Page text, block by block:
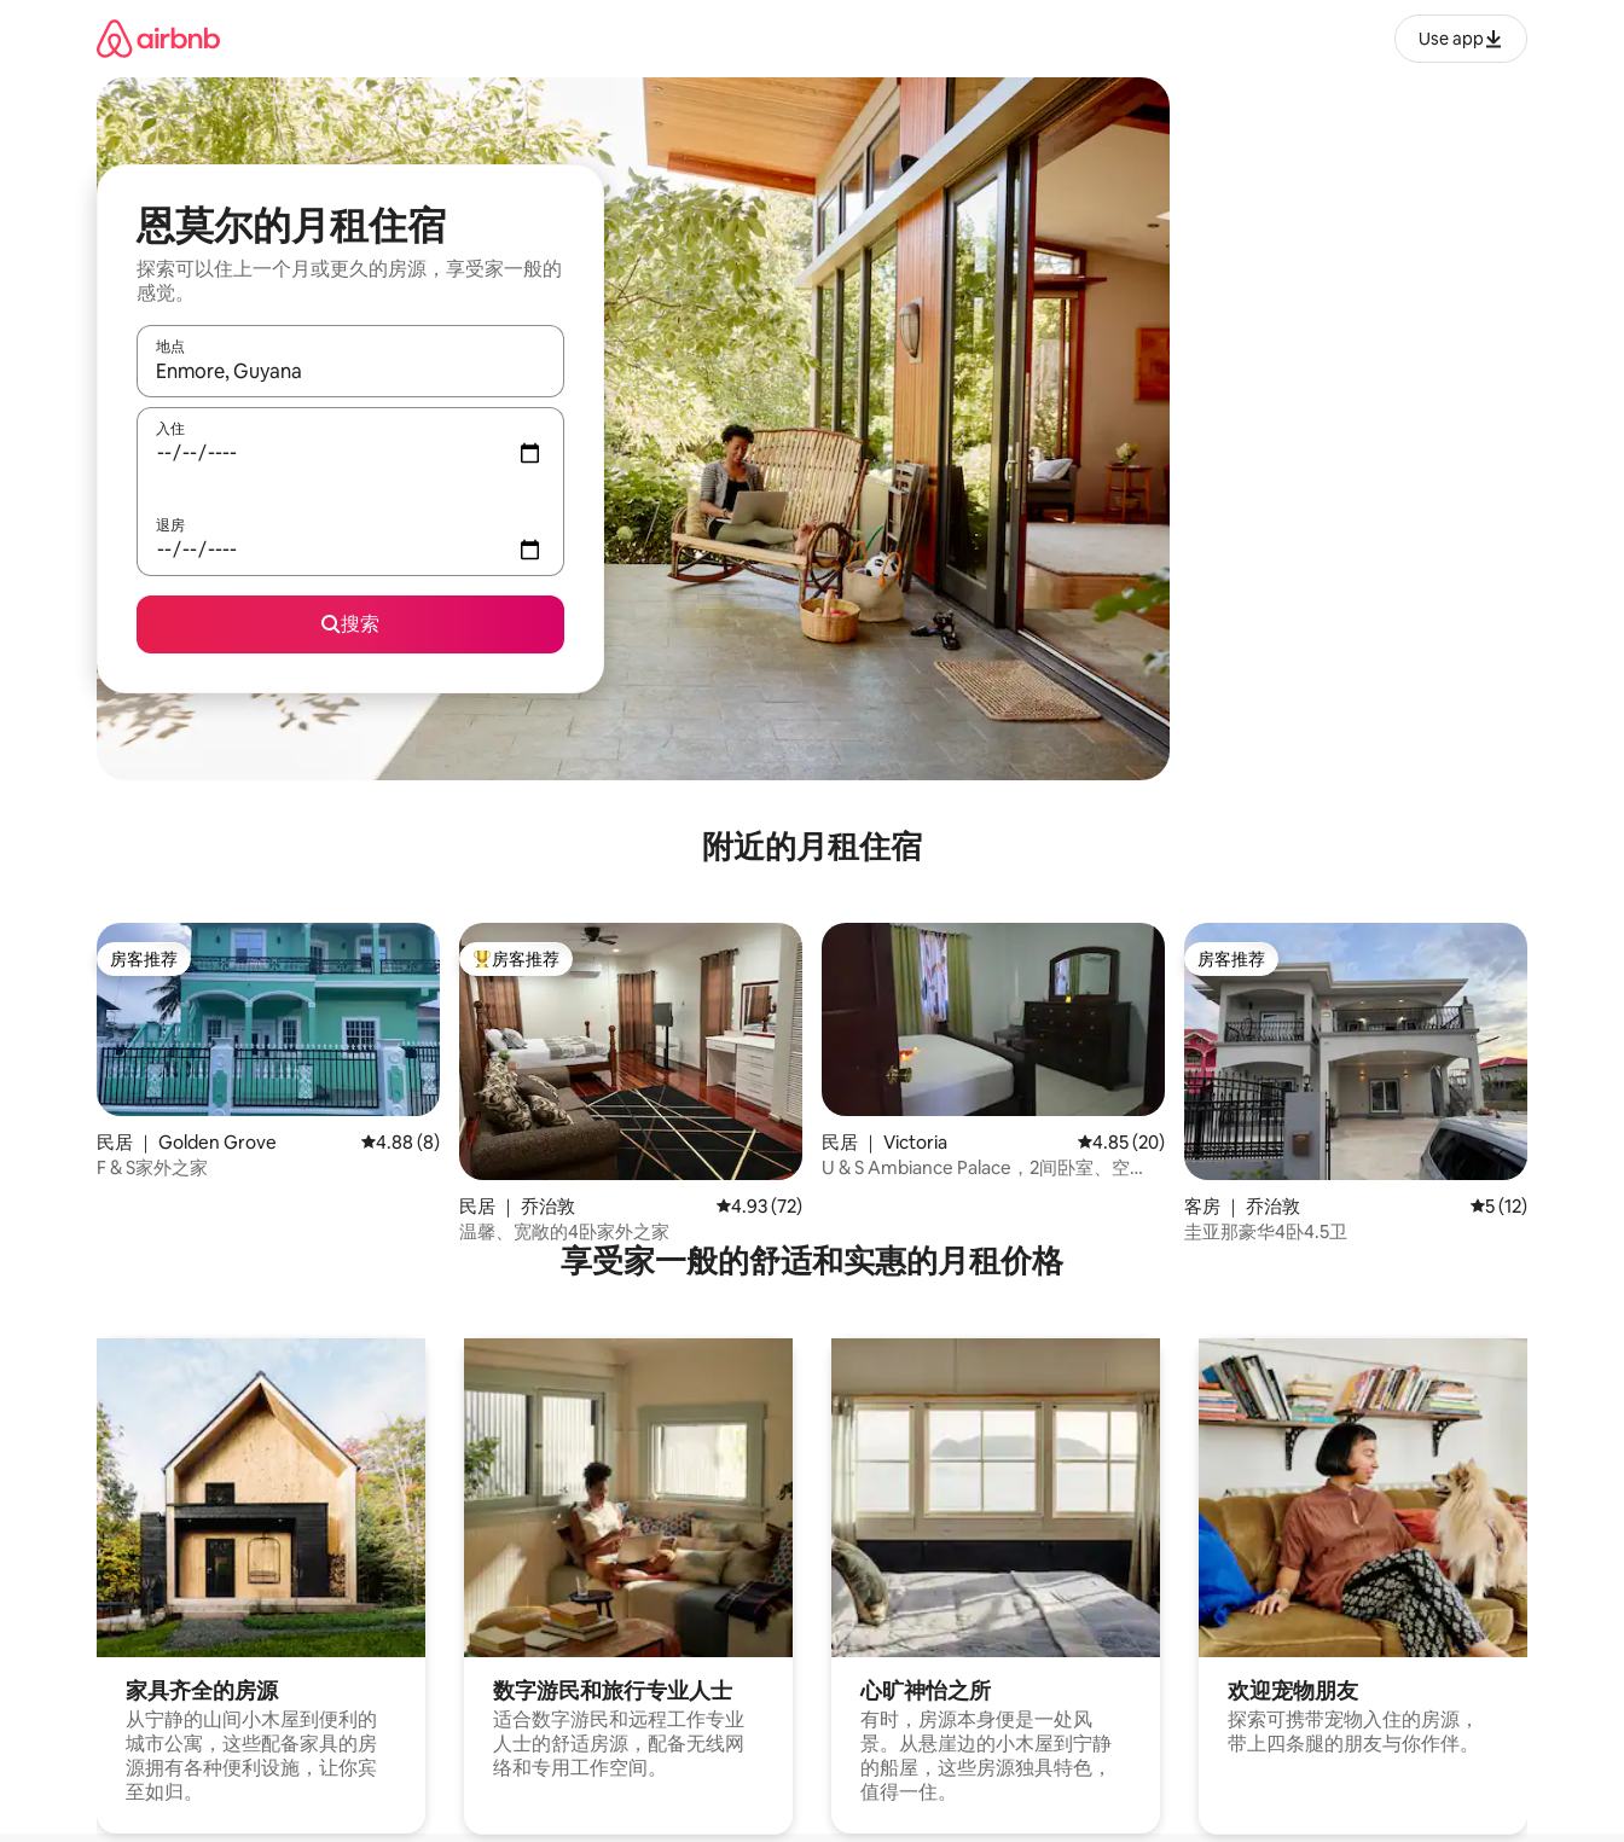
Use app
恩莫尔的月租住宿
探索可以住上一个月或更久的房源，享受家一般的
感觉。
地点
如有搜索结果，请使用上下方向键查看，或通过点击或滑动手势浏览。
入住
退房
搜索
附近的月租住宿
房客推荐
房客推荐
民居 ｜ Golden Grove 平均评分 4.88 分（满分 5 分），共 8 条评价
4.88 (8)
F & S家外之家
热门「房客推荐」
房客推荐
民居 ｜ 乔治敦 平均评分 4.93 分（满分 5 分），共 72 条评价
4.93 (72)
温馨、宽敞的4卧家外之家
民居 ｜ Victoria 平均评分 4.85 分（满分 5 分），共 20 条评价
4.85 (20)
U & S Ambiance Palace，2间卧室、空
房客推荐
房客推荐
客房 ｜ 乔治敦 平均评分 5 分（满
5 (12)
圭亚那豪华4卧4.5卫
享受家一般的舒适和实惠的月租价格
家具齐全的房源
从宁静的山间小木屋到便利的
城市公寓，这些配备家具的房
源拥有各种便利设施，让你宾
至如归。
数字游民和旅行专业人士
适合数字游民和远程工作专业
人士的舒适房源，配备无线网
络和专用工作空间。
心旷神怡之所
有时，房源本身便是一处风
景。从悬崖边的小木屋到宁静
的船屋，这些房源独具特色，
值得一住。
欢迎宠物朋友
探索可携带宠物入住的房源，
带上四条腿的朋友与你作伴。